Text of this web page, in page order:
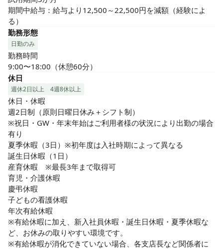
期間中給与：給与より12,500～22,500円を減額（経験によ
る）
勤務形態
日勤のみ
勤務時間
9:00〜18:00（休憩60分）
休日
週休2日以上 4週8休以上
休日・休暇
週2日制（原則日曜日休み＋シフト制）
※祝日・GW・年末年始はご利用者様の状況により出勤の場合
有り
夏季休暇（3日）※初年度は入社時期によって異なる
誕生日休暇（1日）
産育休暇　※最長3年まで取得可
育児・介護休暇
慶弔休暇
子どもの看護休暇
年次有給休暇
※有給休暇に加え、新入社員休暇・誕生日休暇・夏季休暇な
ど、お休みの取りやすい環境です。
※有給休暇が消化できていない場合、各支店長など関係者に